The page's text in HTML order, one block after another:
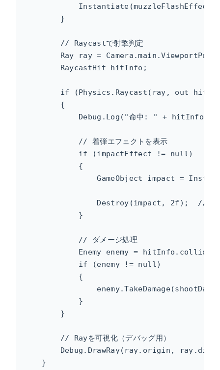
        }
        // Raycastで射撃判定
Ray ray =
        RaycastHit hitInfo;
if (Physics.Raycast(ray, out
        {
Debug.Log("命中: " +
            // 着弾エフェクトを表示
            if (impactEffect != null)
            {
GameObject impact =
Destroy(impact, 2f);  // 2
            }
            // ダメージ処理
Enemy enemy =
            if (enemy != null)
            {
            }
        }
        // Rayを可視化（デバッグ用）
Debug.DrawRay(ray.origin,
    }